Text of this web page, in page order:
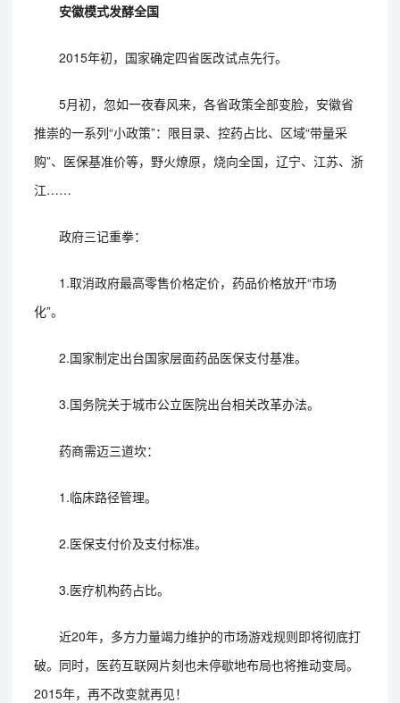
安徽模式发酵全国
2015年初，国家确定四省医改试点先行。
5月初，忽如一夜春风来，各省政策全部变脸，安徽省
推崇的一系列“小政策”：限目录、控药占比、区域“带量采
购”、医保基准价等，野火燎原，烧向全国，辽宁、江苏、浙
江……
政府三记重拳：
1.取消政府最高零售价格定价，药品价格放开“市场
化”。
2.国家制定出台国家层面药品医保支付基准。
3.国务院关于城市公立医院出台相关改革办法。
药商需迈三道坎：
1.临床路径管理。
2.医保支付价及支付标准。
3.医疗机构药占比。
近20年，多方力量竭力维护的市场游戏规则即将彻底打
破。同时，医药互联网片刻也未停歇地布局也将推动变局。
2015年，再不改变就再见！